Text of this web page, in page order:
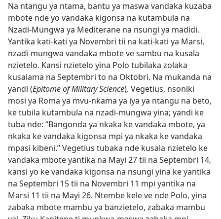
Na ntangu ya ntama, bantu ya maswa vandaka kuzaba
mbote nde yo vandaka kigonsa na kutambula na
Nzadi-Mungwa ya Mediterane na nsungi ya madidi.
Yantika kati-kati ya Novembri tii na kati-kati ya Marsi,
nzadi-mungwa vandaka mbote ve sambu na kusala
nzietelo. Kansi nzietelo yina Polo tubilaka zolaka
kusalama na Septembri to na Oktobri. Na mukanda na
yandi (Epitome of Military Science), Vegetius, nsoniki
mosi ya Roma ya mvu-nkama ya iya ya ntangu na beto,
ke tubila kutambula na nzadi-mungwa yina; yandi ke
tuba nde: “Bangonda ya nkaka ke vandaka mbote, ya
nkaka ke vandaka kigonsa mpi ya nkaka ke vandaka
mpasi kibeni.” Vegetius tubaka nde kusala nzietelo ke
vandaka mbote yantika na Mayi 27 tii na Septembri 14,
kansi yo ke vandaka kigonsa na nsungi yina ke yantika
na Septembri 15 tii na Novembri 11 mpi yantika na
Marsi 11 tii na Mayi 26. Ntembe kele ve nde Polo, yina
zabaka mbote mambu ya banzietelo, zabaka mambu